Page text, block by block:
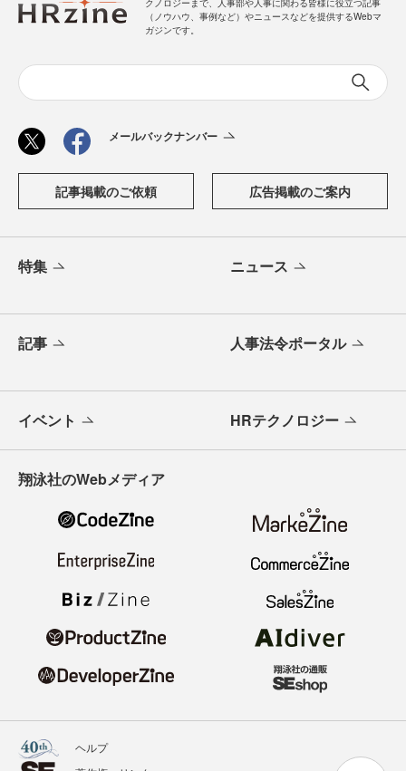
クノロジーまで、人事部や人事に関わる皆様に役立つ記事
（ノウハウ、事例など）やニュースなどを提供するWebマ
ガジンです。
メールバックナンバー
記事掲載のご依頼 広告掲載のご案内
特集 ニュース
記事 人事法令ポータル
イベント HRテクノロジー
翔泳社のWebメディア
ヘルプ